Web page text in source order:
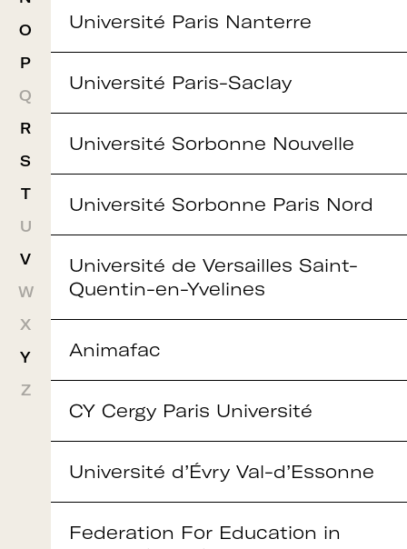
Rejoignez le réseau A+U+C
Téléchargez le bulletin
d'adhésion
Adhérer à Art + Université + Culture,
c’est :
Bénéficier d’informations suivies et
O
P
Q
R
S
T
U
V
W
X
Y
Z
Université Paris Nanterre
Université Paris-Saclay
Université Sorbonne Nouvelle
Université Sorbonne Paris Nord
Université de Versailles Saint-
Quentin-en-Yvelines
Animafac
CY Cergy Paris Université
Université d’Évry Val-d’Essonne
Federation For Education in